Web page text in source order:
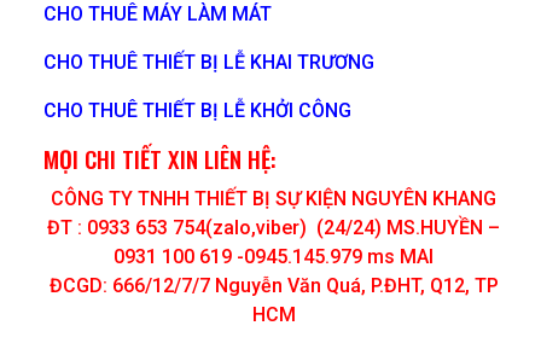
CHO THUÊ MÁY LÀM MÁT
CHO THUÊ THIẾT BỊ LỄ KHAI TRƯƠNG
CHO THUÊ THIẾT BỊ LỄ KHỞI CÔNG
MỌI CHI TIẾT XIN LIÊN HỆ:
CÔNG TY TNHH THIẾT BỊ SỰ KIỆN NGUYÊN KHANG
ĐT : 0933 653 754(zalo,viber) (24/24) MS.HUYỀN –
0931 100 619 -0945.145.979 ms MAI
ĐCGD: 666/12/7/7 Nguyễn Văn Quá, P.ĐHT, Q12, TP
HCM